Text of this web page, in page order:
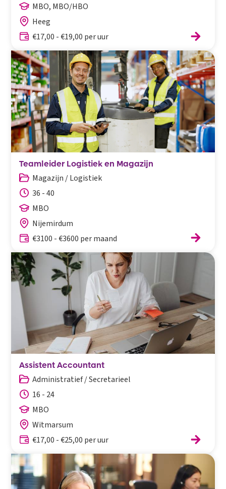
MBO, MBO/HBO
Heeg
€17,00 - €19,00 per uur
Teamleider Logistiek en Magazijn
Magazijn / Logistiek
36 - 40
MBO
Nijemirdum
€3100 - €3600 per maand
Assistent Accountant
Administratief / Secretarieel
16 - 24
MBO
Witmarsum
€17,00 - €25,00 per uur